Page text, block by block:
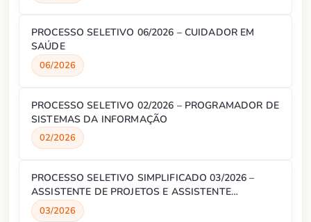
PROCESSO SELETIVO 06/2026 – CUIDADOR EM
SAÚDE
06/2026
PROCESSO SELETIVO 02/2026 – PROGRAMADOR DE
SISTEMAS DA INFORMAÇÃO
02/2026
PROCESSO SELETIVO SIMPLIFICADO 03/2026 –
ASSISTENTE DE PROJETOS E ASSISTENTE
ADMINISTRATIVO
03/2026